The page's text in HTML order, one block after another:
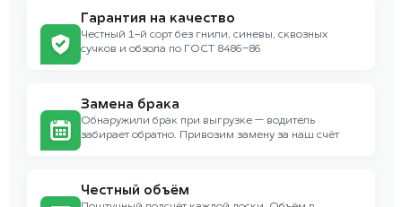
Гарантия на качество
Честный 1-й сорт без гнили, синевы, сквозных
сучков и обзола по ГОСТ 8486–86
Замена брака
Обнаружили брак при выгрузке — водитель
забирает обратно. Привозим замену за наш счёт
Честный объём